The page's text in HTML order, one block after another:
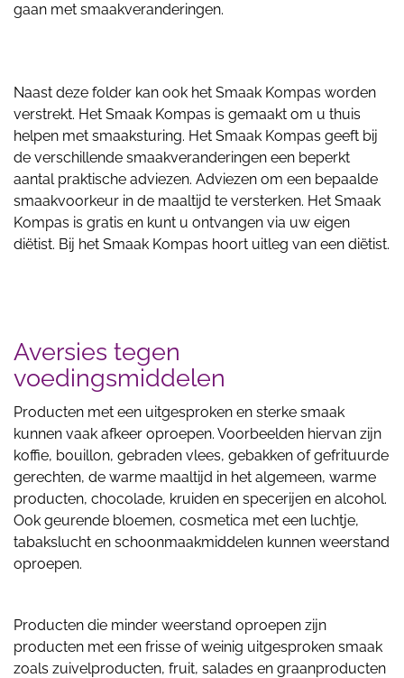
gaan met smaakveranderingen.
Naast deze folder kan ook het Smaak Kompas worden
verstrekt. Het Smaak Kompas is gemaakt om u thuis
helpen met smaaksturing. Het Smaak Kompas geeft bij
de verschillende smaakveranderingen een beperkt
aantal praktische adviezen. Adviezen om een bepaalde
smaakvoorkeur in de maaltijd te versterken. Het Smaak
Kompas is gratis en kunt u ontvangen via uw eigen
diëtist. Bij het Smaak Kompas hoort uitleg van een diëtist.
Aversies tegen
voedingsmiddelen
Producten met een uitgesproken en sterke smaak
kunnen vaak afkeer oproepen. Voorbeelden hiervan zijn
koffie, bouillon, gebraden vlees, gebakken of gefrituurde
gerechten, de warme maaltijd in het algemeen, warme
producten, chocolade, kruiden en specerijen en alcohol.
Ook geurende bloemen, cosmetica met een luchtje,
tabakslucht en schoonmaakmiddelen kunnen weerstand
oproepen.
Producten die minder weerstand oproepen zijn
producten met een frisse of weinig uitgesproken smaak
zoals zuivelproducten, fruit, salades en graanproducten